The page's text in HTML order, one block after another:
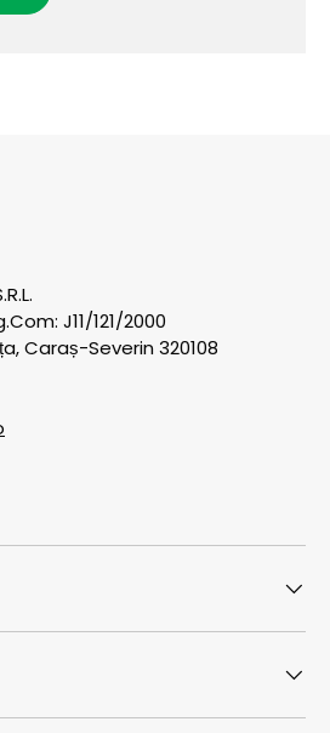
J11/121/2000
Caraș-Severin 320108